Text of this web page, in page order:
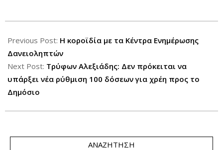
08-
22
Previous Post: Η κοροϊδία με τα Κέντρα Ενημέρωσης
Δανειοληπτών
Next Post: Τρύφων Αλεξιάδης: Δεν πρόκειται να
υπάρξει νέα ρύθμιση 100 δόσεων για χρέη προς το
Δημόσιο
ΑΝΑΖΉΤΗΣΗ